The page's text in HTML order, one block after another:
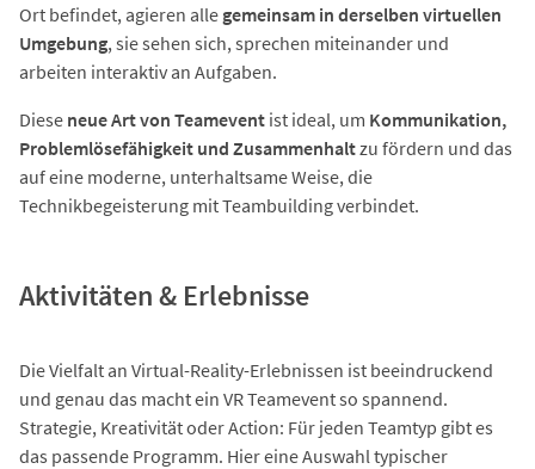
Ort befindet, agieren alle gemeinsam in derselben virtuellen
Umgebung, sie sehen sich, sprechen miteinander und
arbeiten interaktiv an Aufgaben.
Diese neue Art von Teamevent ist ideal, um Kommunikation,
Problemlösefähigkeit und Zusammenhaltzu fördern und das
auf eine moderne, unterhaltsame Weise, die
Technikbegeisterung mit Teambuilding verbindet.
Aktivitäten & Erlebnisse
Die Vielfalt an Virtual-Reality-Erlebnissen ist beeindruckend
und genau das macht ein VR Teamevent so spannend.
Strategie, Kreativität oder Action: Für jeden Teamtyp gibt es
das passende Programm. Hier eine Auswahl typischer